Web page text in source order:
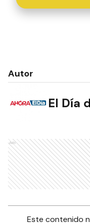
Autor
El Día
Ads
Este contenido